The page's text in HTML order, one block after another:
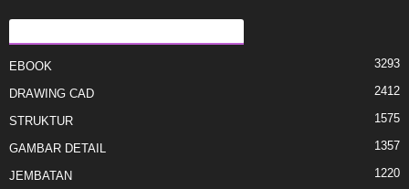
KATEGORI E POPULLARIZUAR
EBOOK 3293
DRAWING CAD 2412
STRUKTUR 1575
GAMBAR DETAIL 1357
JEMBATAN 1220